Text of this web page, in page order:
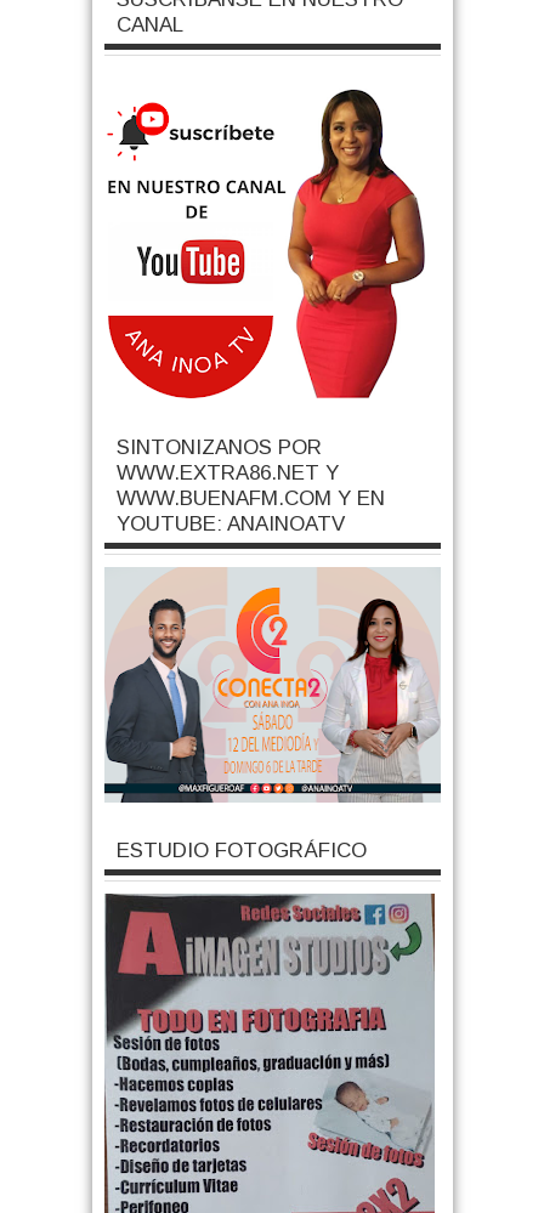
CANAL
SINTONIZANOS POR
WWW.EXTRA86.NET Y
WWW.BUENAFM.COM Y EN
YOUTUBE: ANAINOATV
ESTUDIO FOTOGRÁFICO